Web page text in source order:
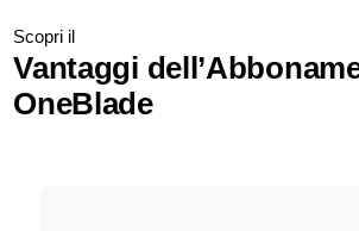
Scopri il
Vantaggi
OneBlade